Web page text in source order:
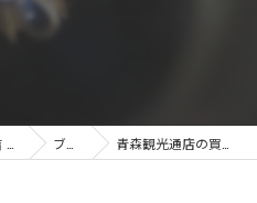
ブログ 青森観光通店の買取です。